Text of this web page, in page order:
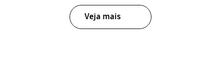
Veja mais